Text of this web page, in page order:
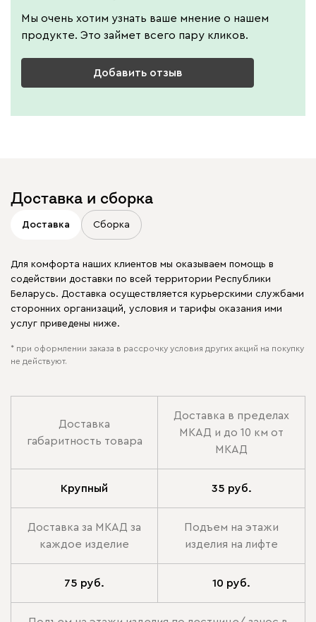
Мы очень хотим узнать ваше мнение о нашем
продукте. Это займет всего пару кликов.
Добавить отзыв
Доставка и сборка
Доставка Сборка
Для комфорта наших клиентов мы оказываем помощь в
содействии доставки по всей территории Республики
Беларусь. Доставка осуществляется курьерскими службами
сторонних организаций, условия и тарифы оказания ими
услуг приведены ниже.
* при оформлении заказа в рассрочку условия других акций на покупку
не действуют.
Доставка
габаритность товара
Доставка в пределах
МКАД и до 10 км от
МКАД
Крупный 35 руб.
Доставка за МКАД за
каждое изделие
Подъем на этажи
изделия на лифте
75 руб. 10 руб.